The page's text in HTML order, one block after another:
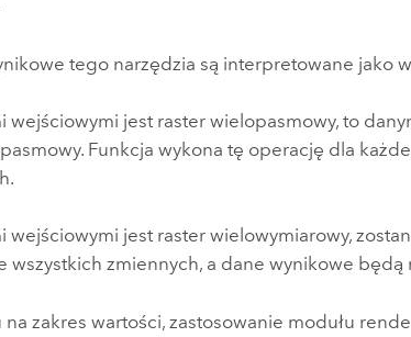
tego narzędzia są interpretowane jako
wejściowymi jest raster wielopasmowy, to
Funkcja wykona tę operację dla
wejściowymi jest raster wielowymiarowy,
wszystkich zmiennych, a dane wynikowe
zakres wartości, zastosowanie modułu